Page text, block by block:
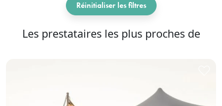
Réinitialiser les filtres
Les prestataires les plus proches de